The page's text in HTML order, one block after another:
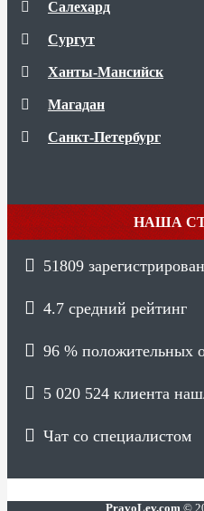
Салехард
Сургут
Ханты-Мансийск
Магадан
Санкт-Петербург
НАША
51809
4.7 средний рейтинг
96 % положительных
5 020 524 клиента
Чат со специалистом
PravoLev.com ©